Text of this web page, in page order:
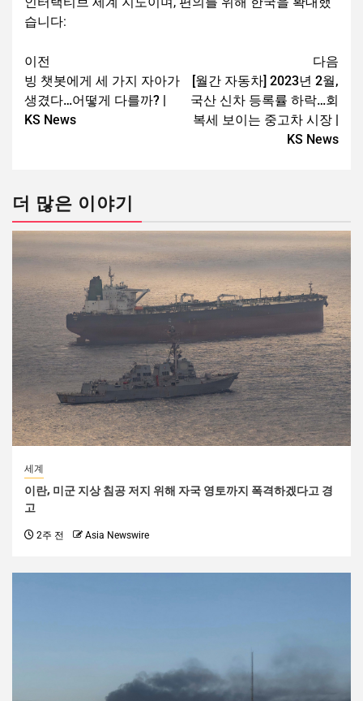
습니다:
이전
빙 챗봇에게 세 가지 자아가
생겼다…어떻게 다를까? |
KS News
다음
[월간 자동차] 2023년 2월,
국산 신차 등록률 하락…회
복세 보이는 중고차 시장 |
KS News
더 많은 이야기
세계
이란, 미군 지상 침공 저지 위해 자국 영토까지 폭격하겠다고 경
고
2주 전 Asia Newswire